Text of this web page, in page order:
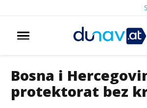
Bosna i
protektorat bez